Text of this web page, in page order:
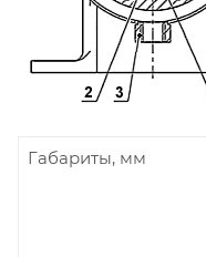
Габариты, мм